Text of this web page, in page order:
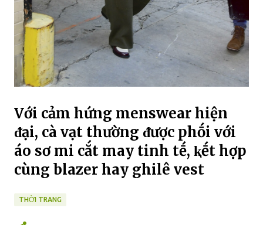
Với cảm hứng menswear hiện
ᵭại, cà vạt thường ᵭược phṓi với
áo sơ mi cắt may tinh tḗ, ⱪḗt hợp
cùng blazer hay ghilê vest
THỜI TRANG